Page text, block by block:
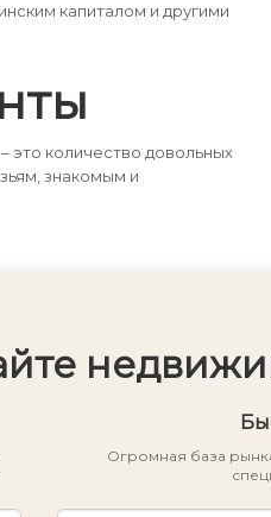
капиталом и другими
это количество довольных
знакомым и
Огромная база